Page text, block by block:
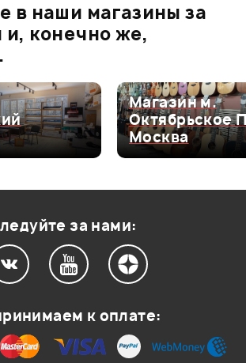
0.0
0
0
0
в наши магазины за
конечно же,
Магазин м.
Октябрьское
Москва
за нами:
к оплате: